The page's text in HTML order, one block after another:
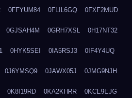
0FFYUM84 0FLIL6GQ 0FXF2MUD
0GJSAH4M 0GRH7XSL 0H17NT32
0HYK5SEI 0IA5RSJ3 0IF4Y4UQ
0J6YMSQ9 0JAWX05J 0JMG9NJH
0K8I19RD 0KA2KHRR 0KCE9EJG